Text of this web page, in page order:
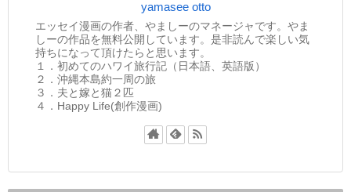
yamasee otto
エッセイ漫画の作者、やましーのマネージャです。やま
しーの作品を無料公開しています。是非読んで楽しい気
持ちになって頂けたらと思います。
１．初めてのハワイ旅行記（日本語、英語版）
２．沖縄本島約一周の旅
３．夫と嫁と猫２匹
４．Happy Life(創作漫画)